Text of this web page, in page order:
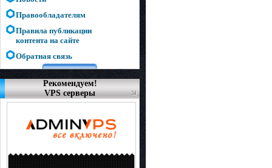
Правообладателям
Правила публикации
контента на сайте
Обратная связь
Рекомендуем!
VPS серверы